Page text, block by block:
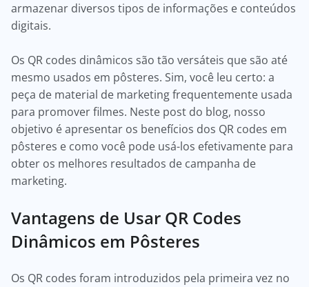
armazenar diversos tipos de informações e conteúdos
digitais.
Os QR codes dinâmicos são tão versáteis que são até
mesmo usados em pôsteres. Sim, você leu certo: a
peça de material de marketing frequentemente usada
para promover filmes. Neste post do blog, nosso
objetivo é apresentar os benefícios dos QR codes em
pôsteres e como você pode usá-los efetivamente para
obter os melhores resultados de campanha de
marketing.
Vantagens de Usar QR Codes
Dinâmicos em Pôsteres
Os QR codes foram introduzidos pela primeira vez no